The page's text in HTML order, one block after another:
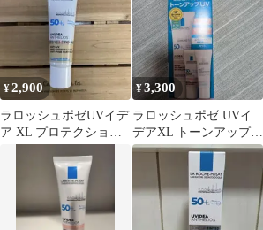
¥2,900
ラロッシュポゼUVイデ
ア XL プロテクション
¥3,300
ラロッシュポゼ UVイ
デアXL トーンアップロ
ーズ キット